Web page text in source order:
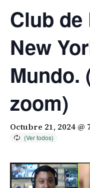
Club de
New
Mundo.
zoom)
Octubre 21, 2024 @